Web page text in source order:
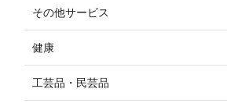
その他サービス
健康
工芸品・民芸品